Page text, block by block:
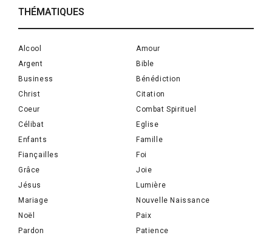
THÉMATIQUES
Alcool
Amour
Argent
Bible
Business
Bénédiction
Christ
Citation
Coeur
Combat Spirituel
Célibat
Eglise
Enfants
Famille
Fiançailles
Foi
Grâce
Joie
Jésus
Lumière
Mariage
Nouvelle Naissance
Noël
Paix
Pardon
Patience